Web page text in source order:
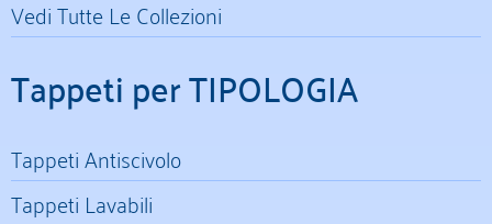
Vedi Tutte Le Collezioni
Tappeti per TIPOLOGIA
Tappeti Antiscivolo
Tappeti Lavabili